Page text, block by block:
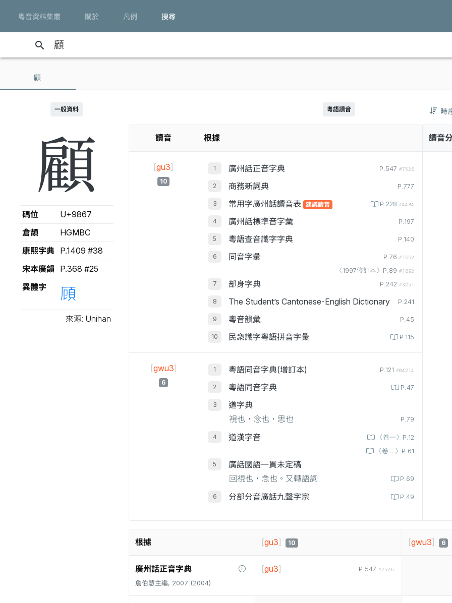
粵音資料集叢 關於 凡例 搜尋
search
顧
一般資料
顧
碼位
U+9867
倉頡
HGMBC
康熙字典
P.1409 #38
宋本廣韻
P.368 #25
異體字
頋
來源: Unihan
粵語讀音 時
讀音 根據
[gu3]
10
廣州話正音字典 P.547 #7526
商務新詞典 P.777
常用字廣州話讀音表 建議讀音 P.228 #4484
廣州話標準音字彙 P.197
粵語查音識字字典 P.140
同音字彙 P.76 #1692
〈1997修訂本〉P.89 #1692
部身字典 P.242 #3251
The Student’s Cantonese-English Dictionary P.241
粵音韻彙 P.45
民衆識字粤語拼音字彙 P.115
[gwu3]
6
粵語同音字典(增訂本) P.121 #04214
粵語同音字典 P.47
道字典
視也，念也，思也
P.79
道漢字音
〈卷一〉P.12
〈卷二〉P.61
廣話國語一貫未定稿
回視也，念也。又轉語詞
P.69
分部分音廣話九聲字宗 P.49
讀音
根據 [gu3] 10 [gwu3] 6
廣州話正音字典
詹伯慧主編, 2007 (2004)
P.547 #7526
[gu3]